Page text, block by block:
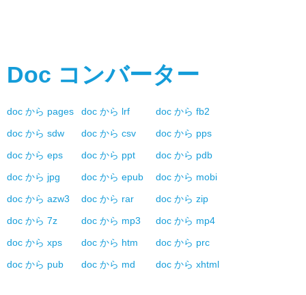
Doc コンバーター
doc から pages doc から lrf doc から fb2
doc から sdw doc から csv doc から pps
doc から eps doc から ppt doc から pdb
doc から jpg doc から epub doc から mobi
doc から azw3 doc から rar doc から zip
doc から 7z doc から mp3 doc から mp4
doc から xps doc から htm doc から prc
doc から pub doc から md doc から xhtml